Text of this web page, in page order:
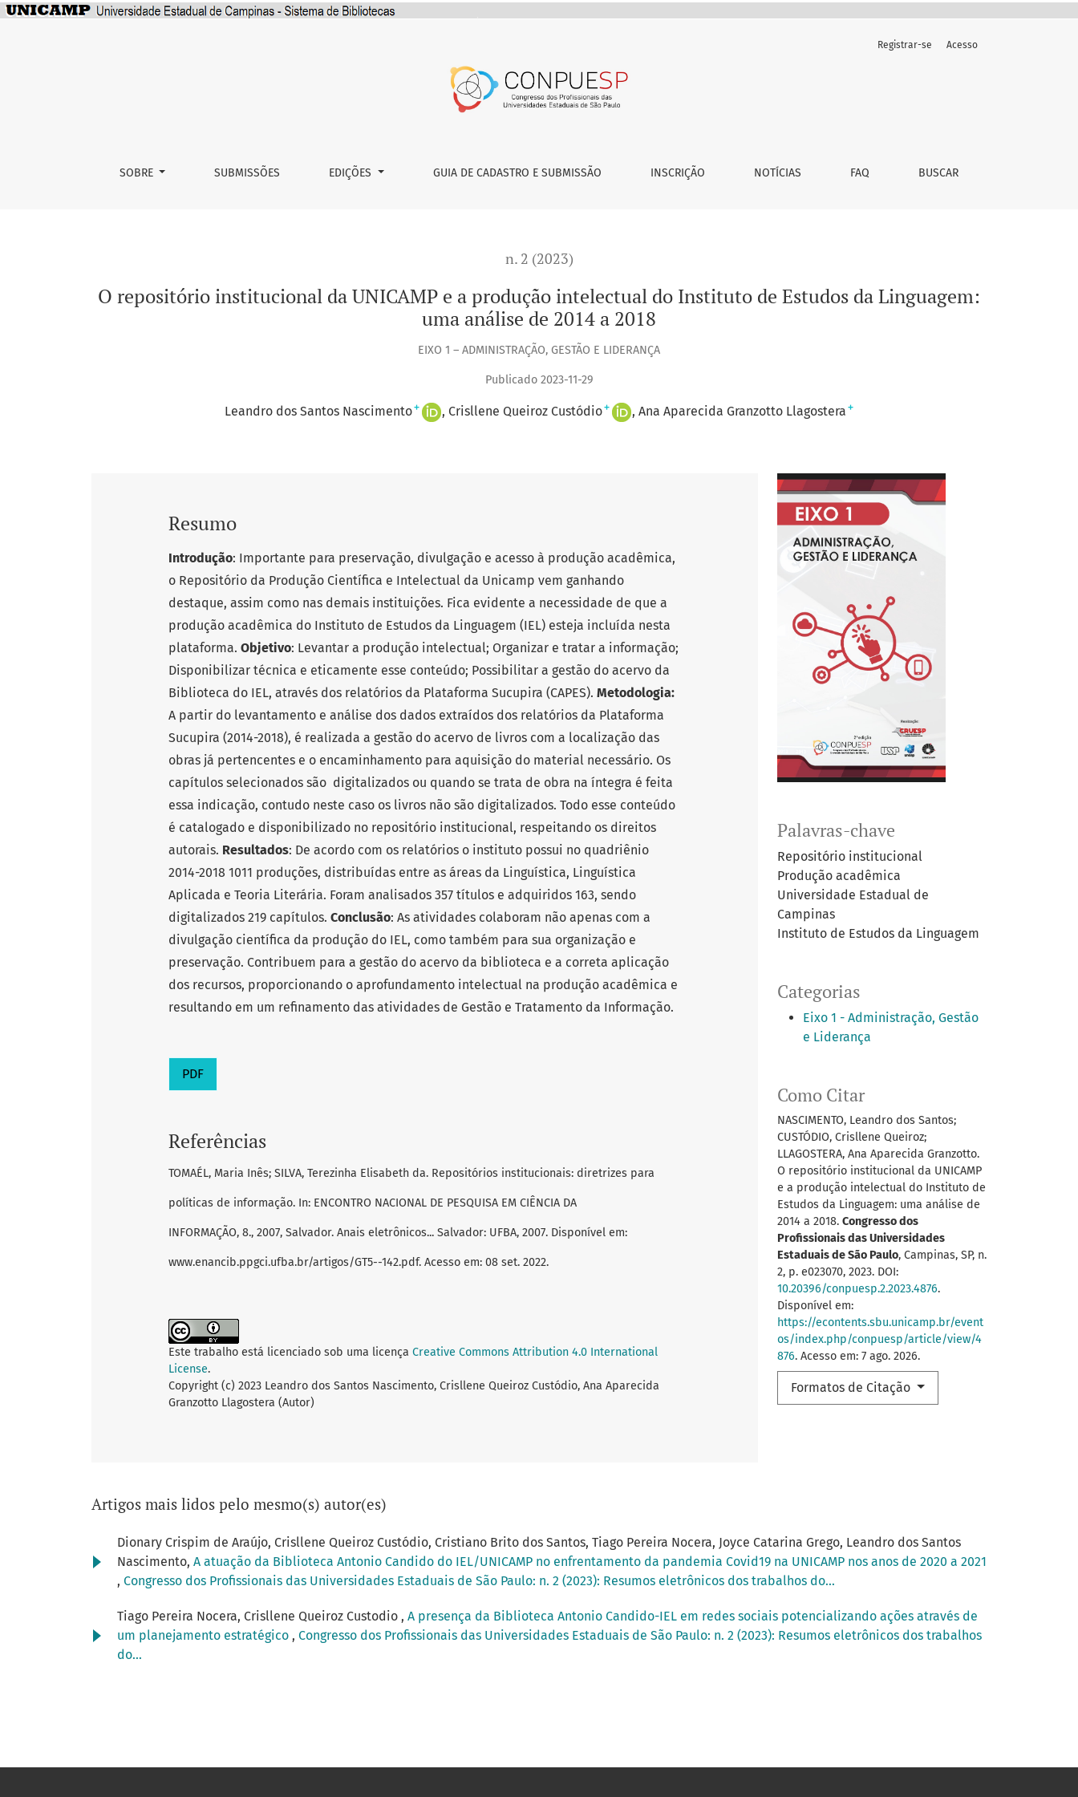
SOBRE SUBMISSÕES EDIÇÕES GUIA DE CADASTRO E SUBMISSÃO INSCRIÇÃO NOTÍCIAS FAQ BUSCAR
Registrar-se Acesso
n. 2 (2023)
O repositório institucional da UNICAMP e a produção intelectual do Instituto de Estudos da Linguagem:
uma análise de 2014 a 2018
EIXO 1 – ADMINISTRAÇÃO, GESTÃO E LIDERANÇA
Publicado 2023-11-29
Leandro dos Santos Nascimento+ Crisllene Queiroz Custódio+ Ana Aparecida Granzotto Llagostera +
Palavras-chave
Repositório institucional
Produção acadêmica
Universidade Estadual de
Campinas
Instituto de Estudos da Linguagem
Categorias
Eixo 1 - Administração, Gestão
e Liderança
Como Citar
NASCIMENTO, Leandro dos Santos;
CUSTÓDIO, Crisllene Queiroz;
LLAGOSTERA, Ana Aparecida Granzotto.
O repositório institucional da UNICAMP
e a produção intelectual do Instituto de
Estudos da Linguagem: uma análise de
2014 a 2018. Congresso dos
Profissionais das Universidades
Estaduais de São Paulo, Campinas, SP, n.
2, p. e023070, 2023. DOI:
10.20396/conpuesp.2.2023.4876.
Disponível em:
https://econtents.sbu.unicamp.br/event
os/index.php/conpuesp/article/view/4
876. Acesso em: 7 ago. 2026.
Formatos de Citação
Resumo
Introdução: Importante para preservação, divulgação e acesso à produção acadêmica,
o Repositório da Produção Científica e Intelectual da Unicamp vem ganhando
destaque, assim como nas demais instituições. Fica evidente a necessidade de que a
produção acadêmica do Instituto de Estudos da Linguagem (IEL) esteja incluída nesta
plataforma. Objetivo: Levantar a produção intelectual; Organizar e tratar a informação;
Disponibilizar técnica e eticamente esse conteúdo; Possibilitar a gestão do acervo da
Biblioteca do IEL, através dos relatórios da Plataforma Sucupira (CAPES). Metodologia:
A partir do levantamento e análise dos dados extraídos dos relatórios da Plataforma
Sucupira (2014-2018), é realizada a gestão do acervo de livros com a localização das
obras já pertencentes e o encaminhamento para aquisição do material necessário. Os
capítulos selecionados são digitalizados ou quando se trata de obra na íntegra é feita
essa indicação, contudo neste caso os livros não são digitalizados. Todo esse conteúdo
é catalogado e disponibilizado no repositório institucional, respeitando os direitos
autorais. Resultados: De acordo com os relatórios o instituto possui no quadriênio
2014-2018 1011 produções, distribuídas entre as áreas da Linguística, Linguística
Aplicada e Teoria Literária. Foram analisados 357 títulos e adquiridos 163, sendo
digitalizados 219 capítulos. Conclusão: As atividades colaboram não apenas com a
divulgação científica da produção do IEL, como também para sua organização e
preservação. Contribuem para a gestão do acervo da biblioteca e a correta aplicação
dos recursos, proporcionando o aprofundamento intelectual na produção acadêmica e
resultando em um refinamento das atividades de Gestão e Tratamento da Informação.
PDF
Referências
TOMAÉL, Maria Inês; SILVA, Terezinha Elisabeth da. Repositórios institucionais: diretrizes para
políticas de informação. In: ENCONTRO NACIONAL DE PESQUISA EM CIÊNCIA DA
INFORMAÇÃO, 8., 2007, Salvador. Anais eletrônicos... Salvador: UFBA, 2007. Disponível em:
www.enancib.ppgci.ufba.br/artigos/GT5--142.pdf. Acesso em: 08 set. 2022.
Este trabalho está licenciado sob uma licença Creative Commons Attribution 4.0 International
License.
Copyright (c) 2023 Leandro dos Santos Nascimento, Crisllene Queiroz Custódio, Ana Aparecida
Granzotto Llagostera (Autor)
Artigos mais lidos pelo mesmo(s) autor(es)
Dionary Crispim de Araújo, Crisllene Queiroz Custódio, Cristiano Brito dos Santos, Tiago Pereira Nocera, Joyce Catarina Grego, Leandro dos Santos
Nascimento, A atuação da Biblioteca Antonio Candido do IEL/UNICAMP no enfrentamento da pandemia Covid19 na UNICAMP nos anos de 2020 a 2021
, Congresso dos Profissionais das Universidades Estaduais de São Paulo: n. 2 (2023): Resumos eletrônicos dos trabalhos do...
Tiago Pereira Nocera, Crisllene Queiroz Custodio , A presença da Biblioteca Antonio Candido-IEL em redes sociais potencializando ações através de
um planejamento estratégico , Congresso dos Profissionais das Universidades Estaduais de São Paulo: n. 2 (2023): Resumos eletrônicos dos trabalhos
do...